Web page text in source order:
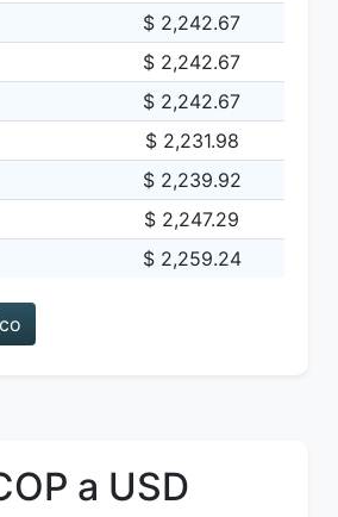
$ 2,242.67
$ 2,242.67
$ 2,242.67
$ 2,231.98
$ 2,239.92
$ 2,247.29
$ 2,259.24
a USD